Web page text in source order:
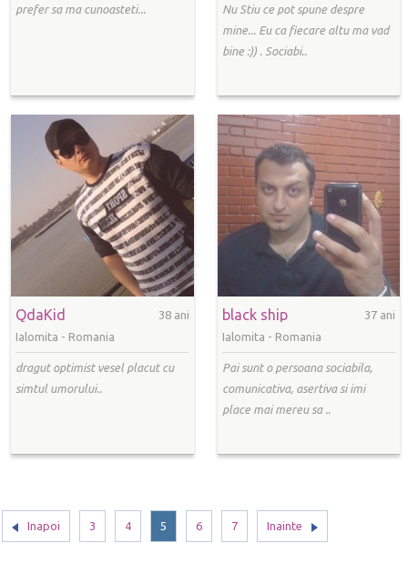
prefer sa ma cunoasteti...
Nu Stiu ce pot spune despre
mine... Eu ca fiecare altu ma vad
bine :)) . Sociabi..
QdaKid
38 ani
Ialomita - Romania
dragut optimist vesel placut cu
simtul umorului..
black ship
37 ani
Ialomita - Romania
Pai sunt o persoana sociabila,
comunicativa, asertiva si imi
place mai mereu sa ..
Inapoi 3 4 5 6 7 Inainte